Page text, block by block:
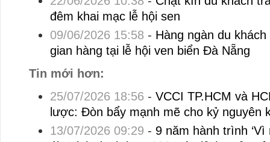
đêm khai mạc lễ hội sen
09/06/2026 15:58 - Hàng ngàn du
gian hàng tại lễ hội ven biển Đà Nẵng
Tin mới hơn:
25/07/2026 18:56 - VCCI TP.HCM và
lược: Đòn bẩy mạnh mẽ cho kỷ nguyên
13/07/2026 09:29 - 9 năm hành trình